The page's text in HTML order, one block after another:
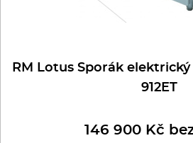
RM Lotus Sporák
912ET
146 900 Kč